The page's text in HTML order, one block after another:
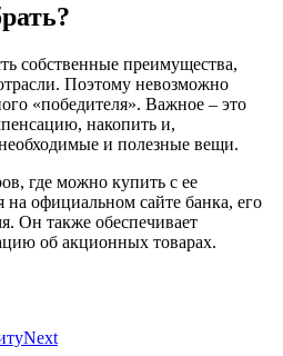
собственные преимущества,
Поэтому невозможно
«победителя». Важное – это
накопить и,
и полезные вещи.
где можно купить с ее
на официальном сайте банка, его
Он также обеспечивает
об акционных товарах.
Next